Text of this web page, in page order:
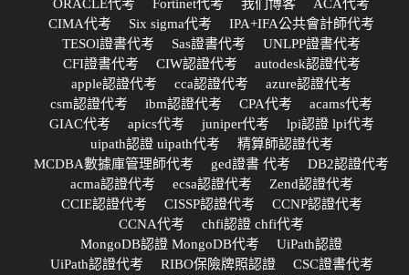
ORACLE代考
Fortinet代考 我们博客
ACA代考
CIMA代考
Six sigma代考
IPA+IFA公共會計師代考
TESOl證書代考
Sas證書代考
UNLPP證書代考
CFI證書代考
CIW認證代考
autodesk認證代考
apple認證代考
cca認證代考
azure認證代考
csm認證代考
ibm認證代考 CPA代考
acams代考
GIAC代考
apics代考 juniper代考
lpi認證 lpi代考
uipath認證 uipath代考
精算師認證代考
MCDBA數據庫管理師代考
ged證書 代考
DB2認證代考
acma認證代考
ecsa認證代考
Zend認證代考
CCIE認證代考
CISSP認證代考
CCNP認證代考
CCNA代考
chfi認證 chfi代考
MongoDB認證 MongoDB代考
UiPath認證
UiPath認證代考
RIBO保險牌照認證
CSC證書代考